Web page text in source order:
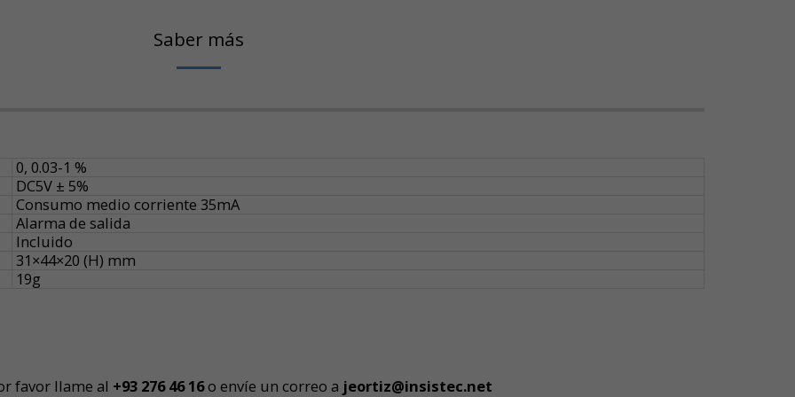
Saber más
0, 0.03-1 %
DC5V ± 5%
Consumo medio corriente 35mA
Alarma de salida
Incluido
31×44×20 (H) mm
19g
favor llame al +93 276 46 16o envíe un correo a jeortiz@insistec.net